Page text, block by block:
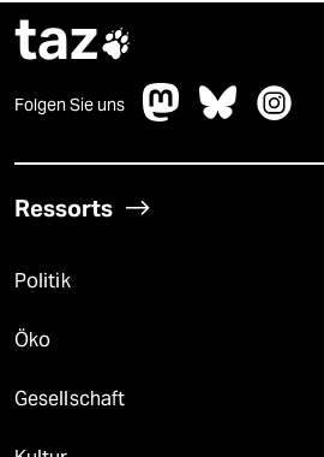
taz
Folgen Sie uns
Ressorts
Politik
Öko
Gesellschaft